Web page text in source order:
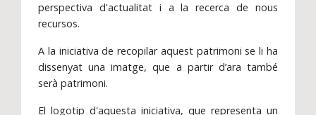
perspectiva d'actualitat i a la recerca de nous
recursos.
A la iniciativa de recopilar aquest patrimoni se li ha
dissenyat una imatge, que a partir d’ara també
serà patrimoni.
El logotip d'aquesta iniciativa, que representa un